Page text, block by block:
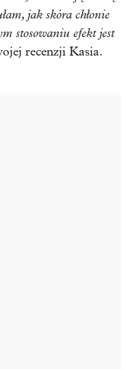
jak skóra chłonie
stosowaniu efekt jest
recenzji Kasia.